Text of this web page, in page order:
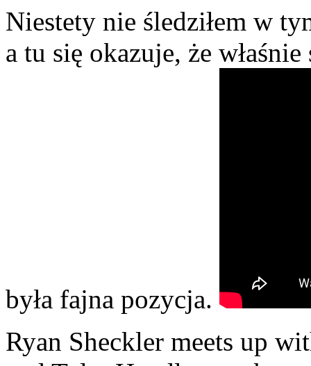
Niestety nie śledziłem w
a tu się okazuje, że
była fajna pozycja.
Ryan Sheckler meets up